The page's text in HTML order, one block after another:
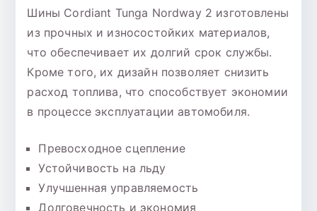
Шины Cordiant Tunga Nordway 2 изготовлены
из прочных и износостойких материалов,
что обеспечивает их долгий срок службы.
Кроме того, их дизайн позволяет снизить
расход топлива, что способствует экономии
в процессе эксплуатации автомобиля.
Превосходное сцепление
Устойчивость на льду
Улучшенная управляемость
Долговечность и экономия